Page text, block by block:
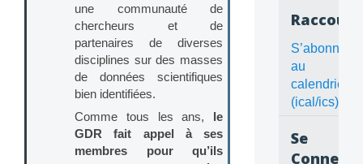
une communauté de
chercheurs et de
partenaires de diverses
disciplines sur des masses
de données scientifiques
bien identifiées.
Comme tous les ans, le
GDR fait appel à ses
membres pour qu’ils
S’abonner
au
calendrier
(ical/ics)
Se